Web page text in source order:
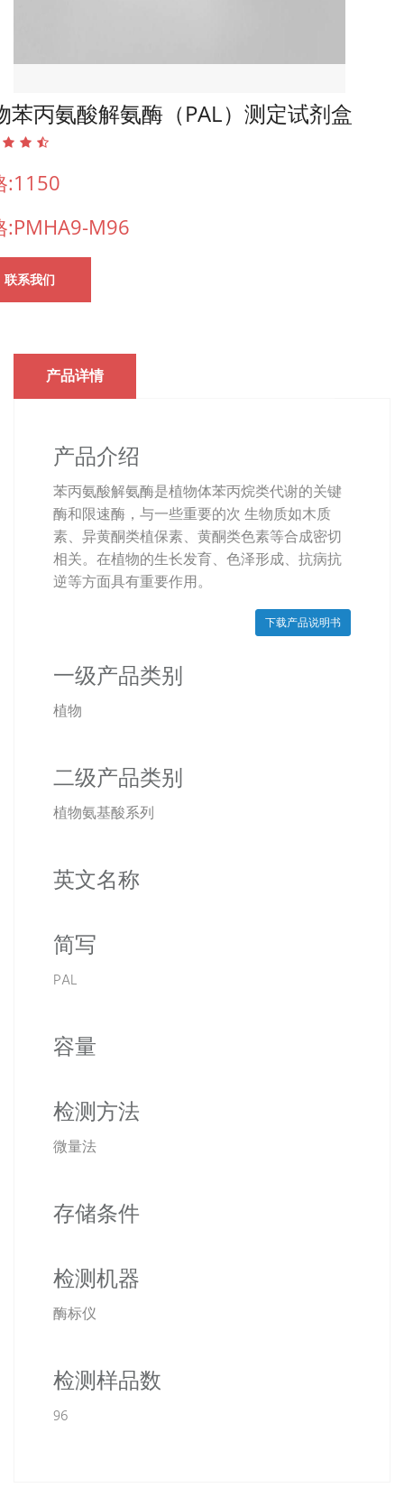
苯丙氨酸解氨酶（PAL）测定试剂盒
:1150
:PMHA9-M96
联系我们
产品详情
产品介绍
苯丙氨酸解氨酶是植物体苯丙烷类代谢的关键
酶和限速酶，与一些重要的次 生物质如木质
素、异黄酮类植保素、黄酮类色素等合成密切
相关。在植物的生长发育、色泽形成、抗病抗
逆等方面具有重要作用。
下载产品说明书
一级产品类别
植物
二级产品类别
植物氨基酸系列
英文名称
简写
PAL
容量
检测方法
微量法
存储条件
检测机器
酶标仪
检测样品数
96